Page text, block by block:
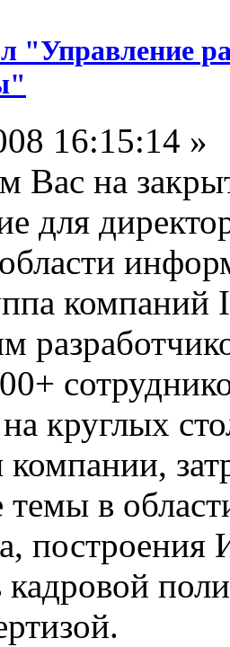
"Управление
16:15:14 »
Вас на
для
компаний
круглых
темы в
кадровой